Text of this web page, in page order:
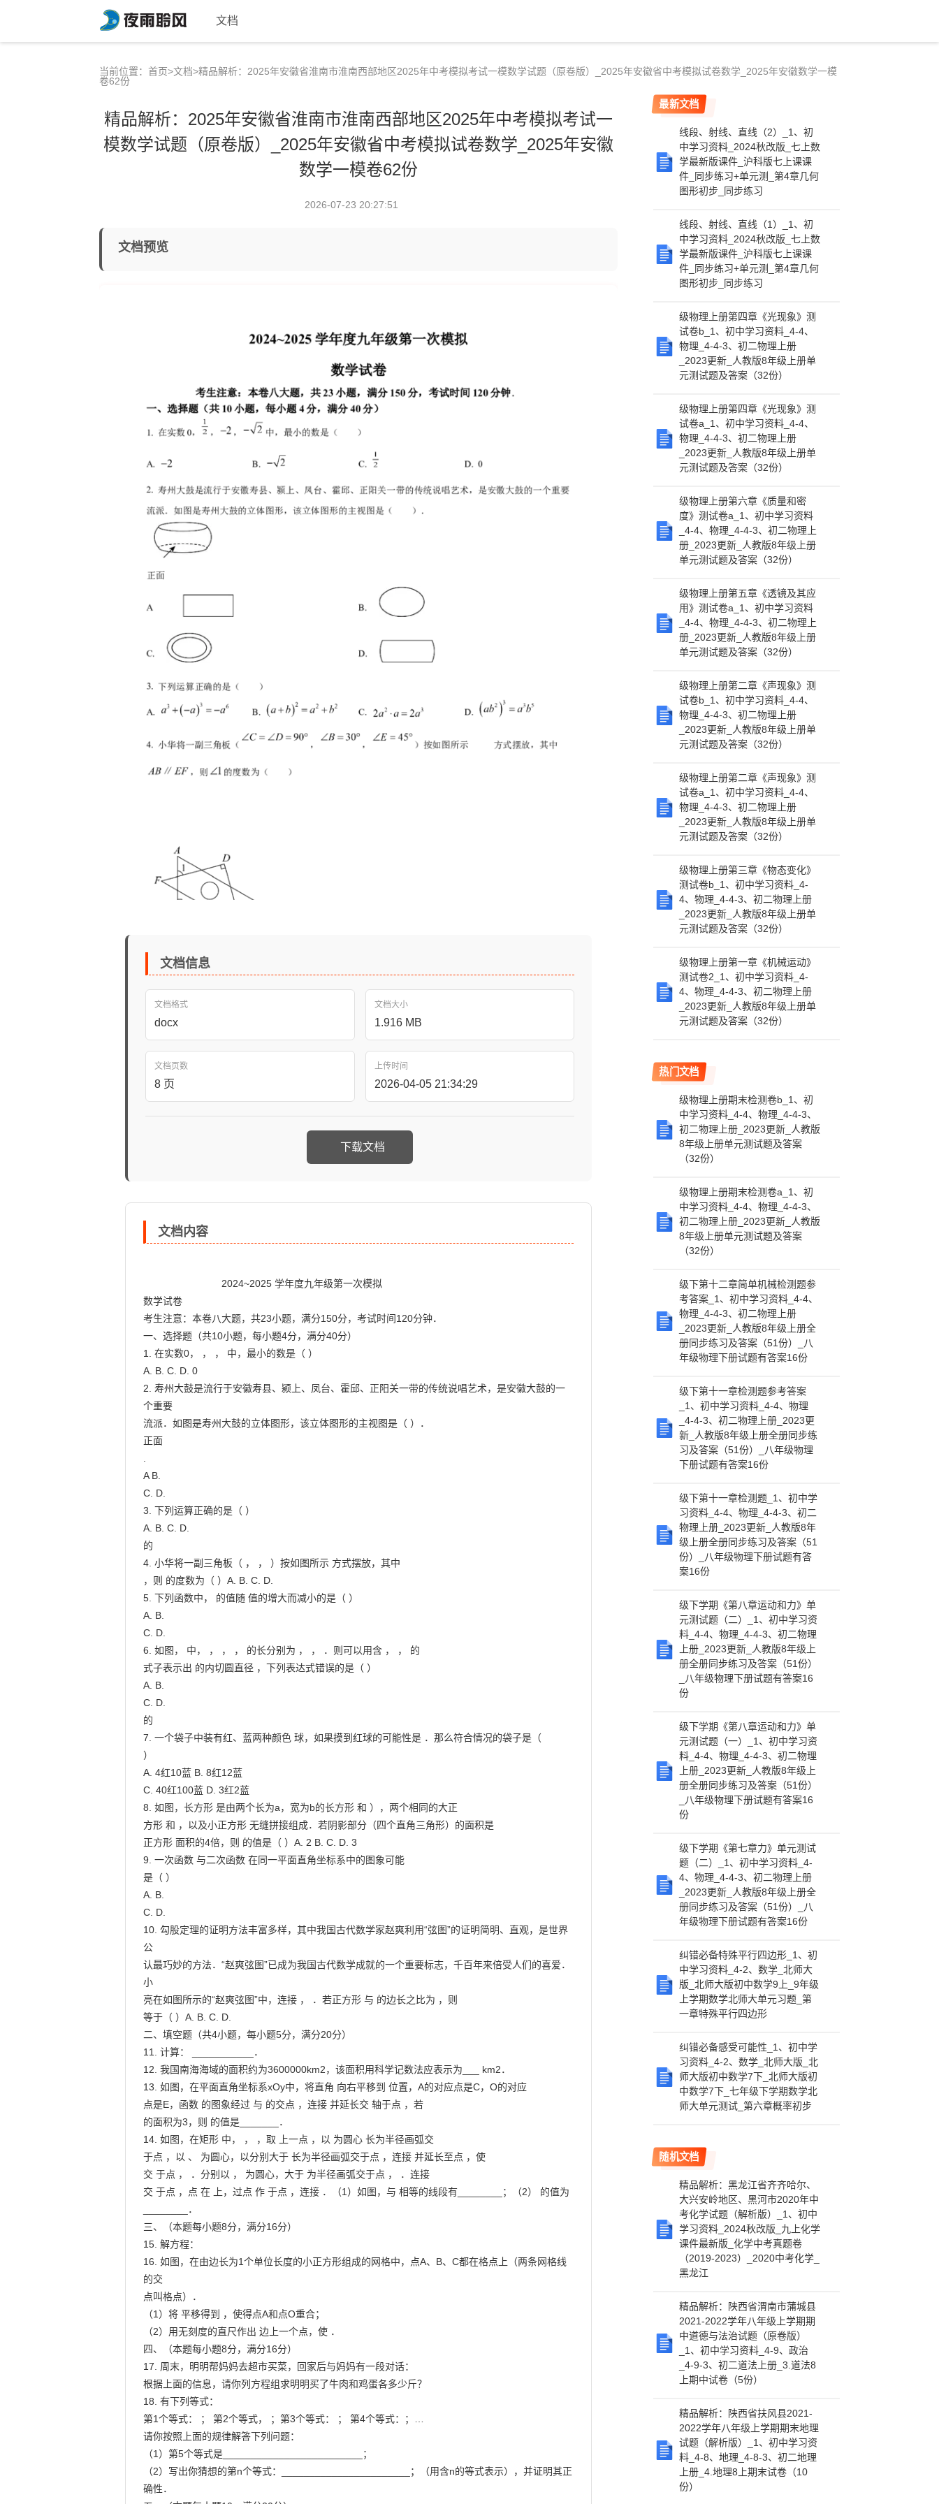
文档
当前位置： 首页>文档>精品解析：2025年安徽省淮南市淮南西部地区2025年中考模拟考试一模数学试题（原卷版）_2025年安徽省中考模拟试卷数学_2025年安徽数学一模
卷62份
精品解析：2025年安徽省淮南市淮南西部地区2025年中考模拟考试一
模数学试题（原卷版）_2025年安徽省中考模拟试卷数学_2025年安徽
数学一模卷62份
2026-07-23 20:27:51
文档预览
文档信息
文档格式
docx
文档大小
1.916 MB
文档页数
8 页
上传时间
2026-04-05 21:34:29
下载文档
文档内容
数学试卷
考生注意：本卷八大题，共23小题，满分150分，考试时间120分钟．
一、选择题（共10小题，每小题4分，满分40分）
1. 在实数0， ， ， 中，最小的数是（ ）
A. B. C. D. 0
2. 寿州大鼓是流行于安徽寿县、颍上、凤台、霍邱、正阳关一带的传统说唱艺术，是安徽大鼓的一
个重要
流派．如图是寿州大鼓的立体图形，该立体图形的主视图是（ ）．
正面
A B.
C. D.
3. 下列运算正确的是（ ）
A. B. C. D.
的
4. 小华将一副三角板（ ， ， ）按如图所示 方式摆放，其中
，则 的度数为（ ）A. B. C. D.
5. 下列函数中， 的值随 值的增大而减小的是（ ）
A. B.
C. D.
6. 如图， 中， ， ， ， 的长分别为 ， ， ．则可以用含 ， ， 的
式子表示出 的内切圆直径 ，下列表达式错误的是（ ）
A. B.
C. D.
的
7. 一个袋子中装有红、蓝两种颜色 球，如果摸到红球的可能性是 ．那么符合情况的袋子是（
）
A. 4红10蓝 B. 8红12蓝
C. 40红100蓝 D. 3红2蓝
8. 如图，长方形 是由两个长为a，宽为b的长方形 和 ），两个相同的大正
方形 和 ，以及小正方形 无缝拼接组成．若阴影部分（四个直角三角形）的面积是
正方形 面积的4倍，则 的值是（ ）A. 2 B. C. D. 3
9. 一次函数 与二次函数 在同一平面直角坐标系中的图象可能
是（ ）
A. B.
C. D.
10. 勾股定理的证明方法丰富多样，其中我国古代数学家赵爽利用“弦图”的证明简明、直观，是世界
公
认最巧妙的方法．“赵爽弦图”已成为我国古代数学成就的一个重要标志，千百年来倍受人们的喜爱．
小
亮在如图所示的“赵爽弦图”中，连接 ， ．若正方形 与 的边长之比为 ，则
等于（ ）A. B. C. D.
二、填空题（共4小题，每小题5分，满分20分）
11. 计算： ___________．
12. 我国南海海域的面积约为3600000km2，该面积用科学记数法应表示为___ km2．
13. 如图，在平面直角坐标系xOy中，将直角 向右平移到 位置，A的对应点是C，O的对应
点是E，函数 的图象经过 与 的交点 ，连接 并延长交 轴于点 ，若
的面积为3，则 的值是_______．
14. 如图，在矩形 中， ， ，取 上一点 ，以 为圆心 长为半径画弧交
于点 ，以 、 为圆心，以分别大于 长为半径画弧交于点 ，连接 并延长至点 ，使
交 于点 ， ．分别以 ， 为圆心，大于 为半径画弧交于点 ， ．连接
交 于点 ，点 在 上，过点 作 于点 ，连接 ．（1）如图，与 相等的线段有________；（2） 的值为
________．
三、（本题每小题8分，满分16分）
15. 解方程：
16. 如图，在由边长为1个单位长度的小正方形组成的网格中，点A、B、C都在格点上（两条网格线
的交
点叫格点）．
（1）将 平移得到 ，使得点A和点O重合；
（2）用无刻度的直尺作出 边上一个点，使 ．
四、（本题每小题8分，满分16分）
17. 周末，明明帮妈妈去超市买菜，回家后与妈妈有一段对话：
根据上面的信息，请你列方程组求明明买了牛肉和鸡蛋各多少斤？
18. 有下列等式：
第1个等式： ； 第2个等式， ；第3个等式： ； 第4个等式：；…
请你按照上面的规律解答下列问题：
（1）第5个等式是_________________________；
（2）写出你猜想的第n个等式：_______________________；（用含n的等式表示），并证明其正
确性．
最新文档
线段、射线、直线（2）_1、初
中学习资料_2024秋改版_七上数
学最新版课件_沪科版七上课课
件_同步练习+单元测_第4章几何
图形初步_同步练习
线段、射线、直线（1）_1、初
中学习资料_2024秋改版_七上数
学最新版课件_沪科版七上课课
件_同步练习+单元测_第4章几何
图形初步_同步练习
级物理上册第四章《光现象》测
试卷b_1、初中学习资料_4-4、
物理_4-4-3、初二物理上册
_2023更新_人教版8年级上册单
元测试题及答案（32份）
级物理上册第四章《光现象》测
试卷a_1、初中学习资料_4-4、
物理_4-4-3、初二物理上册
_2023更新_人教版8年级上册单
元测试题及答案（32份）
级物理上册第六章《质量和密
度》测试卷a_1、初中学习资料
_4-4、物理_4-4-3、初二物理上
册_2023更新_人教版8年级上册
单元测试题及答案（32份）
级物理上册第五章《透镜及其应
用》测试卷a_1、初中学习资料
_4-4、物理_4-4-3、初二物理上
册_2023更新_人教版8年级上册
单元测试题及答案（32份）
级物理上册第二章《声现象》测
试卷b_1、初中学习资料_4-4、
物理_4-4-3、初二物理上册
_2023更新_人教版8年级上册单
元测试题及答案（32份）
级物理上册第二章《声现象》测
试卷a_1、初中学习资料_4-4、
物理_4-4-3、初二物理上册
_2023更新_人教版8年级上册单
元测试题及答案（32份）
级物理上册第三章《物态变化》
测试卷b_1、初中学习资料_4-
4、物理_4-4-3、初二物理上册
_2023更新_人教版8年级上册单
元测试题及答案（32份）
级物理上册第一章《机械运动》
测试卷2_1、初中学习资料_4-
4、物理_4-4-3、初二物理上册
_2023更新_人教版8年级上册单
元测试题及答案（32份）
热门文档
级物理上册期末检测卷b_1、初
中学习资料_4-4、物理_4-4-3、
初二物理上册_2023更新_人教版
8年级上册单元测试题及答案
（32份）
级物理上册期末检测卷a_1、初
中学习资料_4-4、物理_4-4-3、
初二物理上册_2023更新_人教版
8年级上册单元测试题及答案
（32份）
级下第十二章简单机械检测题参
考答案_1、初中学习资料_4-4、
物理_4-4-3、初二物理上册
_2023更新_人教版8年级上册全
册同步练习及答案（51份）_八
年级物理下册试题有答案16份
级下第十一章检测题参考答案
_1、初中学习资料_4-4、物理
_4-4-3、初二物理上册_2023更
新_人教版8年级上册全册同步练
习及答案（51份）_八年级物理
下册试题有答案16份
级下第十一章检测题_1、初中学
习资料_4-4、物理_4-4-3、初二
物理上册_2023更新_人教版8年
级上册全册同步练习及答案（51
份）_八年级物理下册试题有答
案16份
级下学期《第八章运动和力》单
元测试题（二）_1、初中学习资
料_4-4、物理_4-4-3、初二物理
上册_2023更新_人教版8年级上
册全册同步练习及答案（51份）
_八年级物理下册试题有答案16
份
级下学期《第八章运动和力》单
元测试题（一）_1、初中学习资
料_4-4、物理_4-4-3、初二物理
上册_2023更新_人教版8年级上
册全册同步练习及答案（51份）
_八年级物理下册试题有答案16
份
级下学期《第七章力》单元测试
题（二）_1、初中学习资料_4-
4、物理_4-4-3、初二物理上册
_2023更新_人教版8年级上册全
册同步练习及答案（51份）_八
年级物理下册试题有答案16份
纠错必备特殊平行四边形_1、初
中学习资料_4-2、数学_北师大
版_北师大版初中数学9上_9年级
上学期数学北师大单元习题_第
一章特殊平行四边形
纠错必备感受可能性_1、初中学
习资料_4-2、数学_北师大版_北
师大版初中数学7下_北师大版初
中数学7下_七年级下学期数学北
师大单元测试_第六章概率初步
随机文档
精品解析：黑龙江省齐齐哈尔、
大兴安岭地区、黑河市2020年中
考化学试题（解析版）_1、初中
学习资料_2024秋改版_九上化学
课件最新版_化学中考真题卷
（2019-2023）_2020中考化学_
黑龙江
精品解析：陕西省渭南市蒲城县
2021-2022学年八年级上学期期
中道德与法治试题（原卷版）
_1、初中学习资料_4-9、政治
_4-9-3、初二道法上册_3.道法8
上期中试卷（5份）
精品解析：陕西省扶风县2021-
2022学年八年级上学期期末地理
试题（解析版）_1、初中学习资
料_4-8、地理_4-8-3、初二地理
上册_4.地理8上期末试卷（10
份）